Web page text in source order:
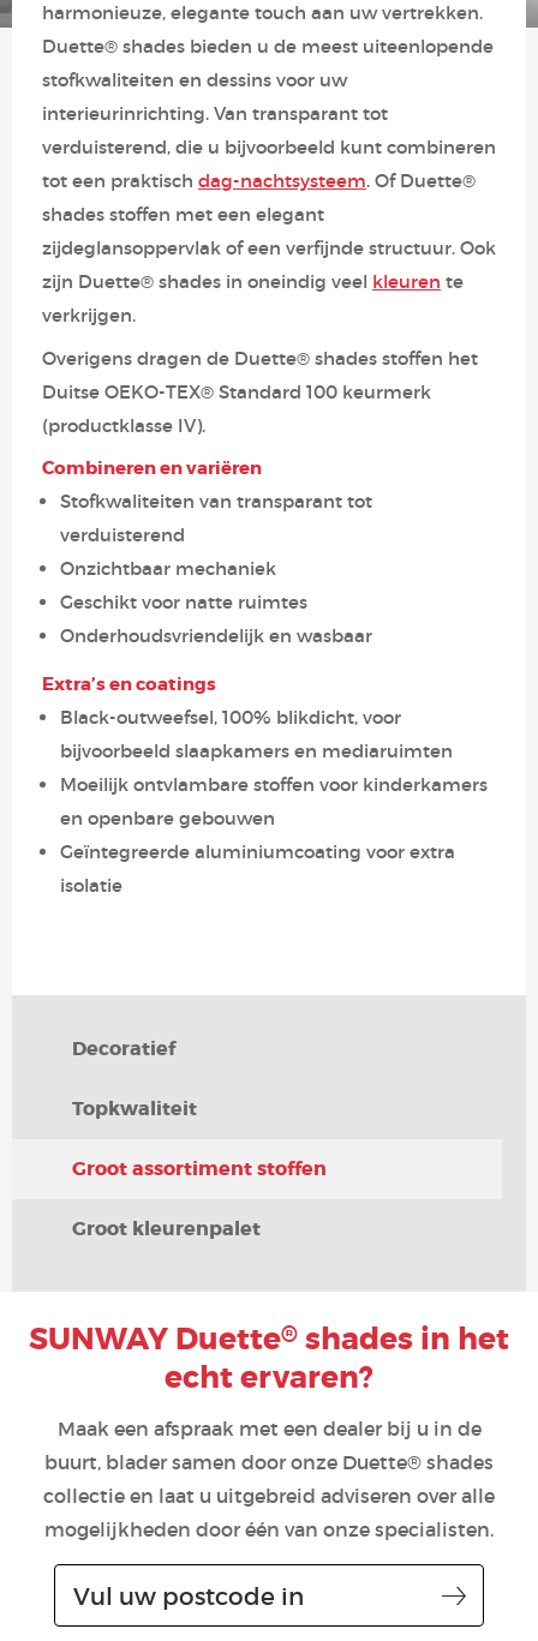
harmonieuze, elegante touch aan uw vertrekken.
Duette® shades bieden u de meest uiteenlopende
stofkwaliteiten en dessins voor uw
interieurinrichting. Van transparant tot
verduisterend, die u bijvoorbeeld kunt combineren
tot een praktisch dag-nachtsysteem. Of Duette®
shades stoffen met een elegant
zijdeglansoppervlak of een verfijnde structuur. Ook
zijn Duette® shades in oneindig veel kleuren te
verkrijgen.
Overigens dragen de Duette® shades stoffen het
Duitse OEKO-TEX® Standard 100 keurmerk
(productklasse IV).
Combineren en variëren
Stofkwaliteiten van transparant tot
verduisterend
Onzichtbaar mechaniek
Geschikt voor natte ruimtes
Onderhoudsvriendelijk en wasbaar
Extra’s en coatings
Black-outweefsel, 100% blikdicht, voor
bijvoorbeeld slaapkamers en mediaruimten
Moeilijk ontvlambare stoffen voor kinderkamers
en openbare gebouwen
Geïntegreerde aluminiumcoating voor extra
isolatie
Decoratief
Topkwaliteit
Groot assortiment stoffen
Groot kleurenpalet
SUNWAY Duette® shades in het
echt ervaren?
Maak een afspraak met een dealer bij u in de
buurt, blader samen door onze Duette® shades
collectie en laat u uitgebreid adviseren over alle
mogelijkheden door één van onze specialisten.